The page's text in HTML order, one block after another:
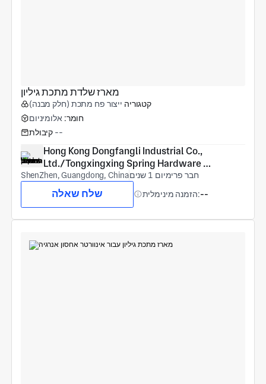
מארז שלדת מתכת גיליון
קטגוריה ייצור פח מתכת (חלק מבנה)
חומר: אלומיניום
קיבולת --
Hong Kong Dongfangli Industrial Co.,
Ltd./Tongxingxing Spring Hardware
(Shenzhen) Co., Ltd
ShenZhen, Guangdong, China חבר פרימיום 1 שנים
שלח שאלה הזמנה מינימלית:--